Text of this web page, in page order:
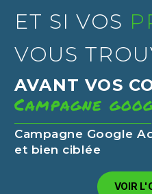
ET SI VOS
VOUS
AVANT VOS
Campagne
Campagne Google
et bien ciblée
VOIR